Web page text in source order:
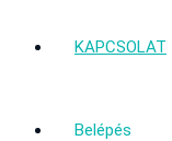
KAPCSOLAT
Belépés